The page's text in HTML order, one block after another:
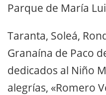
Parque de María
Taranta, Soleá,
Granaína de Paco
dedicados al Niño
alegrías, «Romero